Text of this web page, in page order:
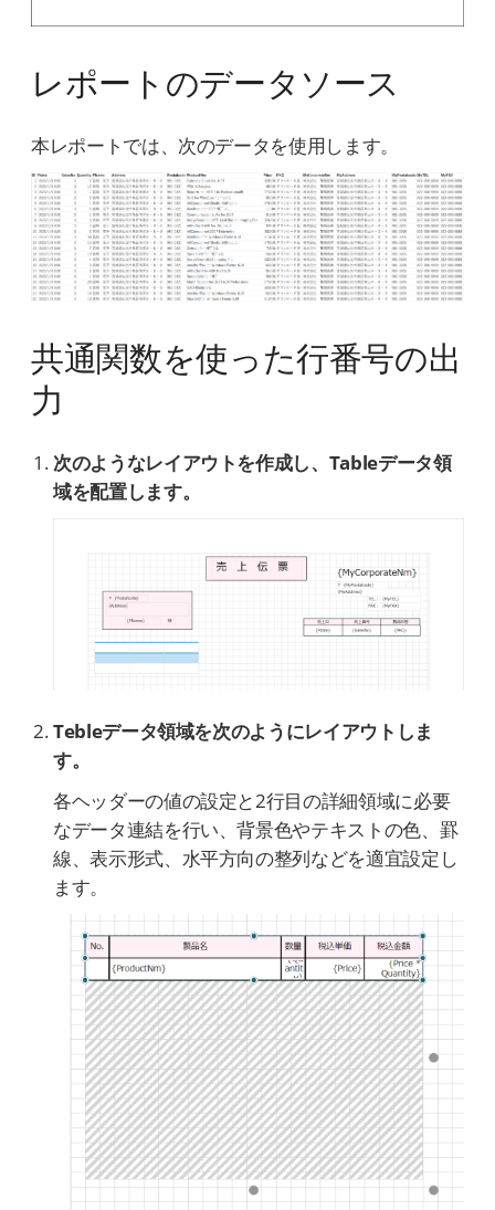
レポートのデータソース
本レポートでは、次のデータを使用します。
共通関数を使った行番号の出
力
次のようなレイアウトを作成し、Tableデータ領
域を配置します。
Tebleデータ領域を次のようにレイアウトしま
す。
各ヘッダーの値の設定と2行目の詳細領域に必要
なデータ連結を行い、背景色やテキストの色、罫
線、表示形式、水平方向の整列などを適宜設定し
ます。